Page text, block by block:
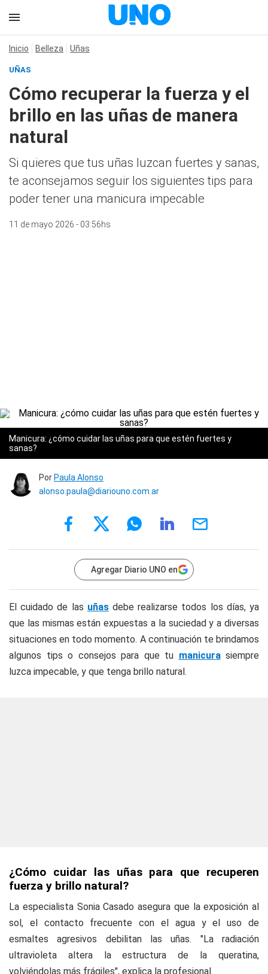
Inicio Belleza Uñas
UÑAS
Cómo recuperar la fuerza y el
brillo en las uñas de manera
natural
Si quieres que tus uñas luzcan fuertes y sanas,
te aconsejamos seguir los siguientes tips para
poder tener una manicura impecable
11 de mayo 2026 - 03:56hs
Manicura: ¿cómo cuidar las uñas para que estén fuertes y
sanas?
Por Paula Alonso
alonso.paula@diariouno.com.ar
Agregar Diario UNO en
El cuidado de las uñasdebe realizarse todos los días, ya
que las mismas están expuestas a la suciedad y a diversas
situaciones en todo momento. A continuación te brindamos
algunos tips o consejos para que tu manicurasiempre
luzca impecable, y que tenga brillo natural.
¿Cómo cuidar las uñas para que recuperen
fuerza y brillo natural?
La especialista Sonia Casado asegura que la exposición al
sol, el contacto frecuente con el agua y el uso de
esmaltes agresivos debilitan las uñas. "La radiación
ultravioleta altera la estructura de la queratina,
volviéndolas más frágiles", explica la profesional.